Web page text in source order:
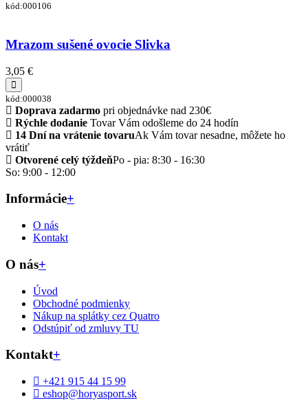
kód:000106
Mrazom sušené ovocie Slivka
3,05 €
kód:000038
Doprava zadarmo pri objednávke nad 230€
Rýchle dodanie Tovar Vám odošleme do 24 hodín
14 Dní na vrátenie tovaruAk Vám tovar nesadne, môžete ho
vrátiť
Otvorené celý týždeňPo - pia: 8:30 - 16:30
So: 9:00 - 12:00
Informácie+
O nás
Kontakt
O nás+
Úvod
Obchodné podmienky
Nákup na splátky cez Quatro
Odstúpiť od zmluvy TU
Kontakt+
+421 915 44 15 99
eshop@horyasport.sk